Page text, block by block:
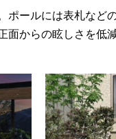
ポールには表札など
面からの眩しさを低